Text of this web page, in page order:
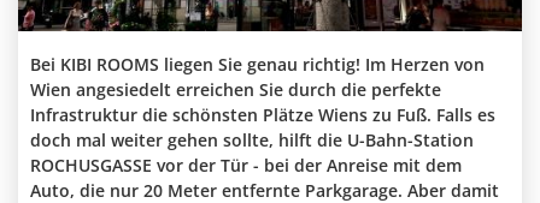
Bei KIBI ROOMS liegen Sie genau richtig! Im Herzen von
Wien angesiedelt erreichen Sie durch die perfekte
Infrastruktur die schönsten Plätze Wiens zu Fuß. Falls es
doch mal weiter gehen sollte, hilft die U-Bahn-Station
ROCHUSGASSE vor der Tür - bei der Anreise mit dem
Auto, die nur 20 Meter entfernte Parkgarage. Aber damit